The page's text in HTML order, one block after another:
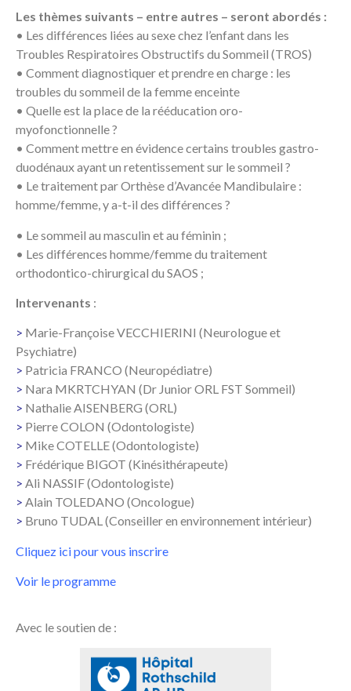
Les thèmes suivants – entre autres – seront abordés :
• Les différences liées au sexe chez l’enfant dans les
Troubles Respiratoires Obstructifs du Sommeil (TROS)
• Comment diagnostiquer et prendre en charge : les
troubles du sommeil de la femme enceinte
• Quelle est la place de la rééducation oro-
myofonctionnelle ?
• Comment mettre en évidence certains troubles gastro-
duodénaux ayant un retentissement sur le sommeil ?
• Le traitement par Orthèse d’Avancée Mandibulaire :
homme/femme, y a-t-il des différences ?
• Le sommeil au masculin et au féminin ;
• Les différences homme/femme du traitement
orthodontico-chirurgical du SAOS ;
Intervenants :
> Marie-Françoise VECCHIERINI (Neurologue et
Psychiatre)
> Patricia FRANCO (Neuropédiatre)
> Nara MKRTCHYAN (Dr Junior ORL FST Sommeil)
> Nathalie AISENBERG (ORL)
> Pierre COLON (Odontologiste)
> Mike COTELLE (Odontologiste)
> Frédérique BIGOT (Kinésithérapeute)
> Ali NASSIF (Odontologiste)
> Alain TOLEDANO (Oncologue)
> Bruno TUDAL (Conseiller en environnement intérieur)
Cliquez ici pour vous inscrire
Voir le programme
Avec le soutien de :